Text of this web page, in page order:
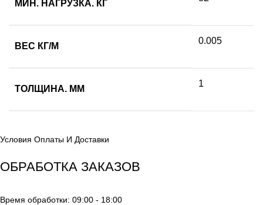
МИН. НАГРУЗКА. КГ
ВЕС КГ/М
0.005
ТОЛЩИНА. ММ
1
Условия Оплаты И Доставки
ОБРАБОТКА ЗАКАЗОВ
Время обработки: 09:00 - 18:00